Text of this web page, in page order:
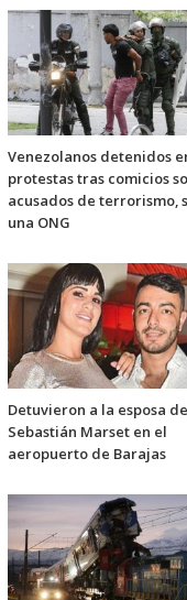
Venezolanos detenidos
protestas tras comicios
acusados de terrorismo,
una ONG
Detuvieron a la esposa de
Sebastián Marset en el
aeropuerto de Barajas